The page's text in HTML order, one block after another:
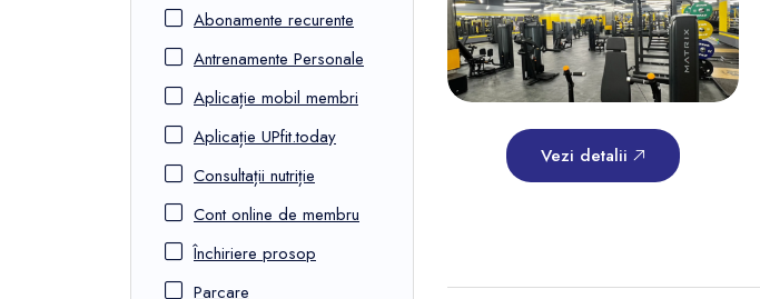
Abonamente recurente
Antrenamente Personale
Aplicație mobil membri
Aplicație UPfit.today
Consultații nutriție
Cont online de membru
Închiriere prosop
Parcare
Vezi detalii